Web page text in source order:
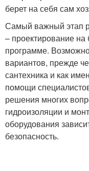
берет на себя сам
Самый важный этап
– проектирование
программе.
вариантов, прежде
сантехника и как
помощи
решения многих
гидроизоляции и
оборудования
безопасность.